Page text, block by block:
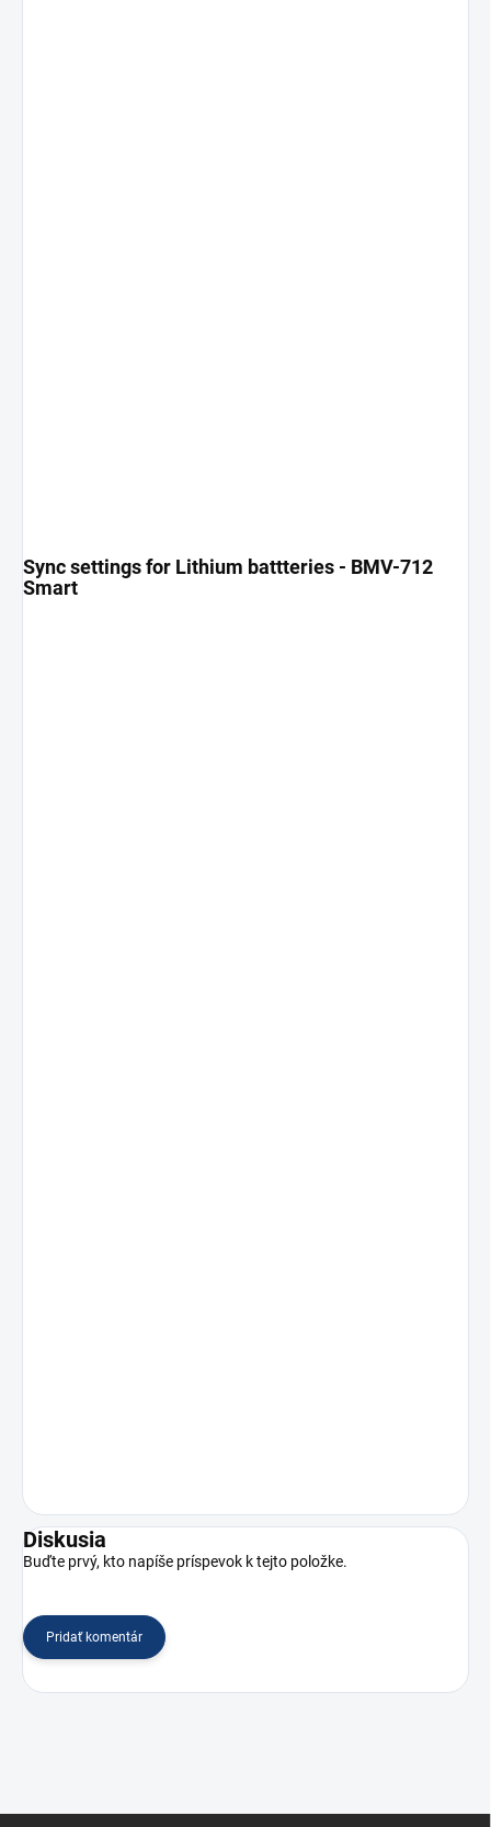
Sync settings for Lithium battteries - BMV-712
Smart
Diskusia
Buďte prvý, kto napíše príspevok k tejto položke.
Pridať komentár